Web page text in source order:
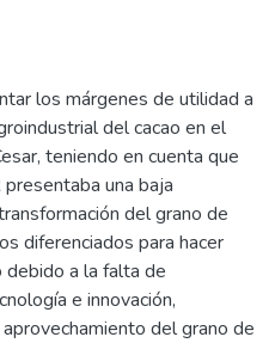
los márgenes de utilidad a
del cacao en el
teniendo en cuenta que
una baja
del grano de
diferenciados para hacer
a la falta de
e innovación,
del grano de